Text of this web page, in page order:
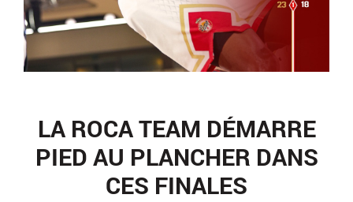
LA ROCA TEAM DÉMARRE
PIED AU PLANCHER DANS
CES FINALES